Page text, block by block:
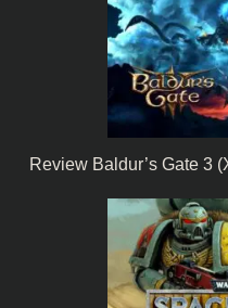
Review Baldur’s Gate 3